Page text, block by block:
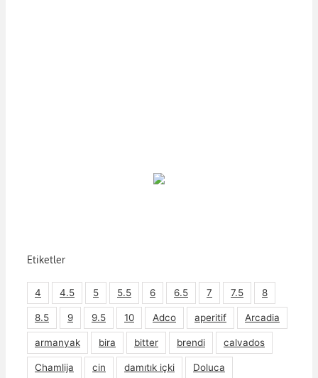
Etiketler
4 4.5 5 5.5 6 6.5 7 7.5 8
8.5 9 9.5 10 Adco aperitif Arcadia
armanyak bira bitter brendi calvados
Chamlija cin damıtık içki Doluca